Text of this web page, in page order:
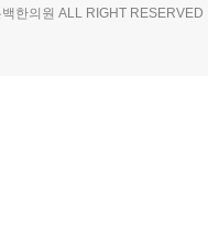
한의원 ALL RIGHT RESERVED